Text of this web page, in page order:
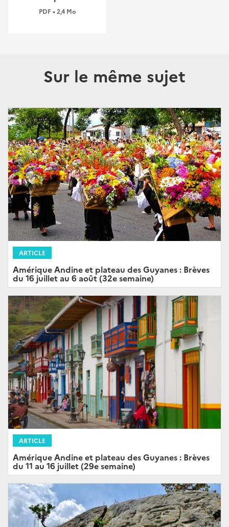
PDF • 2,4 Mo
Sur le même sujet
ARTICLE
Amérique Andine et plateau des Guyanes : Brèves
du 16 juillet au 6 août (32e semaine)
ARTICLE
Amérique Andine et plateau des Guyanes : Brèves
du 11 au 16 juillet (29e semaine)